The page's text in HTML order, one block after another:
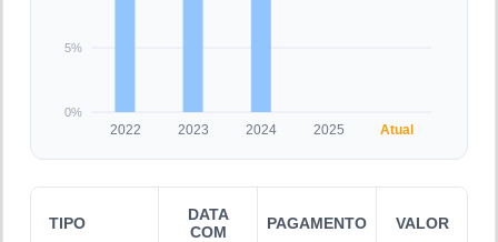
2022 2023 2024 2025 Atual
0%
5%
TIPO
DATA
COM
PAGAMENTO VALOR